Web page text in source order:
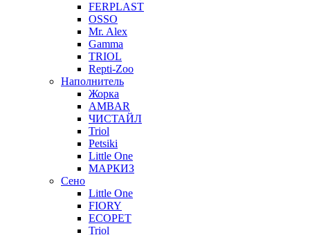
FERPLAST
OSSO
Mr. Alex
Gamma
TRIOL
Repti-Zoo
Наполнитель
Жорка
AMBAR
ЧИСТАЙЛ
Triol
Petsiki
Little One
МАРКИЗ
Сено
Little One
FIORY
ECOPET
Triol